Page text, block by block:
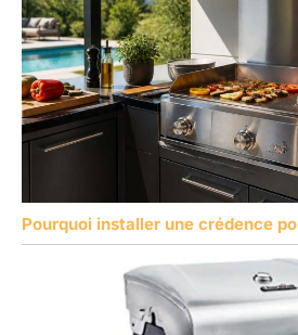
Pourquoi installer une crédence